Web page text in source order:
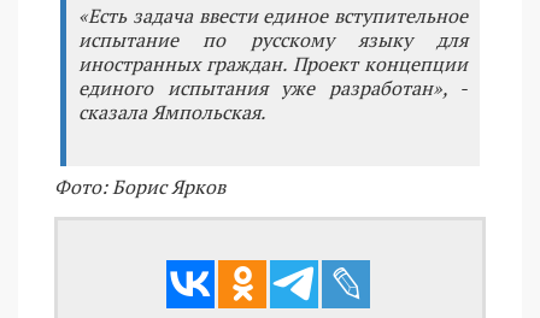
«Есть задача ввести единое вступительное
испытание по русскому языку для
иностранных граждан. Проект концепции
единого испытания уже разработан», -
сказала Ямпольская.
Фото: Борис Ярков